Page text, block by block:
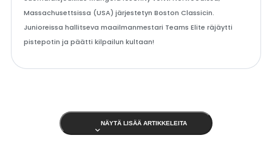
Massachusettsissa (USA) järjestetyn Boston Classicin.
Junioreissa hallitseva maailmanmestari Teams Elite räjäytti
pistepotin ja päätti kilpailun kultaan!
NÄYTÄ LISÄÄ ARTIKKELEITA